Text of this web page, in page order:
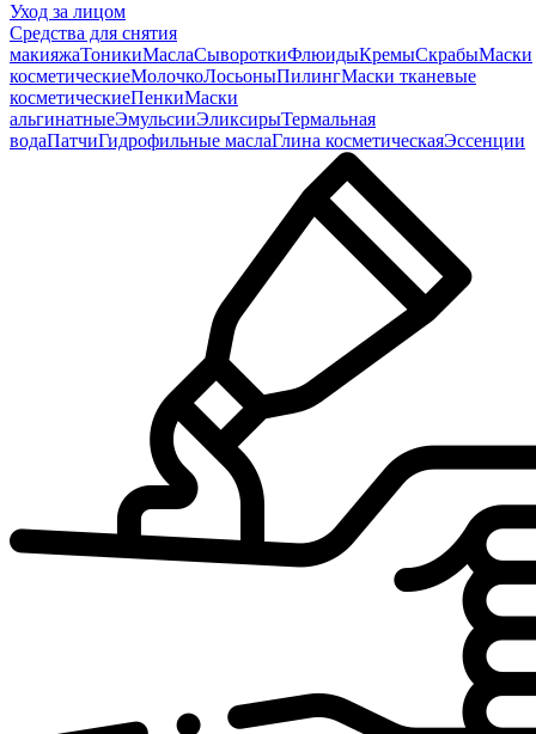
Уход за лицом
Средства для снятия
макияжаТоникиМаслаСывороткиФлюидыКремыСкрабыМаски
косметическиеМолочкоЛосьоныПилингМаски тканевые
косметическиеПенкиМаски
альгинатныеЭмульсииЭликсирыТермальная
водаПатчиГидрофильные маслаГлина косметическаяЭссенции